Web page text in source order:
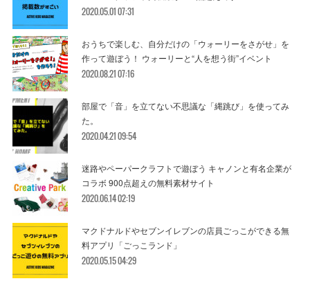
2020.05.01 07:31
おうちで楽しむ、自分だけの「ウォーリーをさがせ」を
作って遊ぼう！ ウォーリーと“人を想う街”イベント
2020.08.21 07:16
部屋で「音」を立てない不思議な「縄跳び」を使ってみ
た。
2020.04.21 09:54
迷路やペーパークラフトで遊ぼう キャノンと有名企業が
コラボ 900点超えの無料素材サイト
2020.06.14 02:19
マクドナルドやセブンイレブンの店員ごっこができる無
料アプリ「ごっこランド」
2020.05.15 04:29